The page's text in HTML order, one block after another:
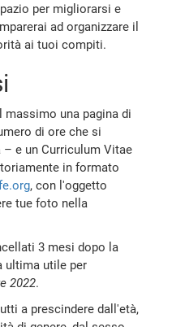
per migliorarsi e
ad organizzare il
ai tuoi compiti.
massimo una pagina di
di ore che si
e un Curriculum Vitae
in formato
, con l'oggetto
tue foto nella
3 mesi dopo la
ultima utile per
2022.
a prescindere dall'età,